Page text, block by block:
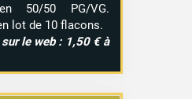
50/50 PG/VG.
lot de 10 flacons.
le web : 1,50 € à